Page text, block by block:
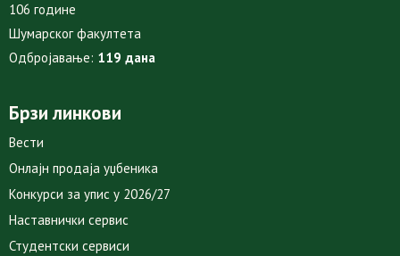
106 године
Шумарског факултета
Одбројавање: 119 дана
Брзи линкови
Вести
Онлајн продаја уџбеника
Конкурси за упис у 2026/27
Наставнички сервис
Студентски сервиси